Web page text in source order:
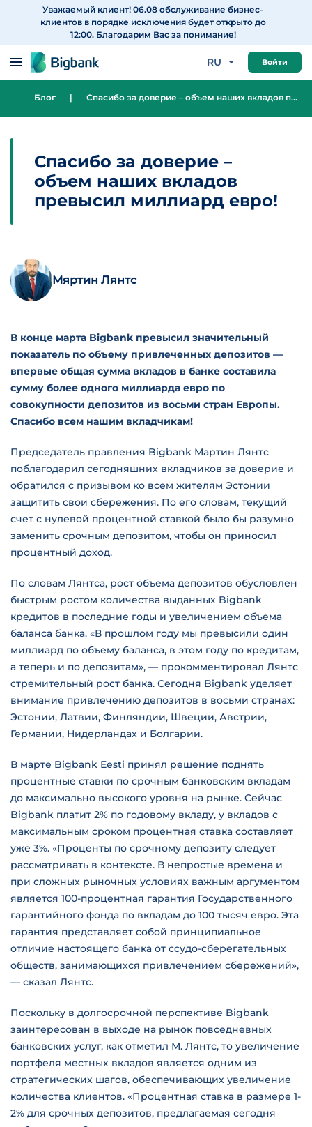
Перейти к содержанию
Уважаемый клиент! 06.08 обслуживание бизнес-
клиентов в порядке исключения будет открыто до
12:00. Благодарим Вас за понимание!
RU Войти
Блог | Спасибо за доверие – объем наших вкладов превысил миллиард евро!
Спасибо за доверие –
объем наших вкладов
превысил миллиард евро!
Мяртин Лянтс
В конце марта Bigbank превысил значительный
показатель по объему привлеченных депозитов —
впервые общая сумма вкладов в банке составила
сумму более одного миллиарда евро по
совокупности депозитов из восьми стран Европы.
Спасибо всем нашим вкладчикам!
Председатель правления Bigbank Мартин Лянтс
поблагодарил сегодняшних вкладчиков за доверие и
обратился с призывом ко всем жителям Эстонии
защитить свои сбережения. По его словам, текущий
счет с нулевой процентной ставкой было бы разумно
заменить срочным депозитом, чтобы он приносил
процентный доход.
По словам Лянтса, рост объема депозитов обусловлен
быстрым ростом количества выданных Bigbank
кредитов в последние годы и увеличением объема
баланса банка. «В прошлом году мы превысили один
миллиард по объему баланса, в этом году по кредитам,
а теперь и по депозитам», — прокомментировал Лянтс
стремительный рост банка. Сегодня Bigbank уделяет
внимание привлечению депозитов в восьми странах:
Эстонии, Латвии, Финляндии, Швеции, Австрии,
Германии, Нидерландах и Болгарии.
В марте Bigbank Eesti принял решение поднять
процентные ставки по срочным банковским вкладам
до максимально высокого уровня на рынке. Сейчас
Bigbank платит 2% по годовому вкладу, у вкладов с
максимальным сроком процентная ставка составляет
уже 3%. «Проценты по срочному депозиту следует
рассматривать в контексте. В непростые времена и
при сложных рыночных условиях важным аргументом
является 100-процентная гарантия Государственного
гарантийного фонда по вкладам до 100 тысяч евро. Эта
гарантия представляет собой принципиальное
отличие настоящего банка от ссудо-сберегательных
обществ, занимающихся привлечением сбережений»,
— сказал Лянтс.
Поскольку в долгосрочной перспективе Bigbank
заинтересован в выходе на рынок повседневных
банковских услуг, как отметил М. Лянтс, то увеличение
портфеля местных вкладов является одним из
стратегических шагов, обеспечивающих увеличение
количества клиентов. «Процентная ставка в размере 1-
2% для срочных депозитов, предлагаемая сегодня